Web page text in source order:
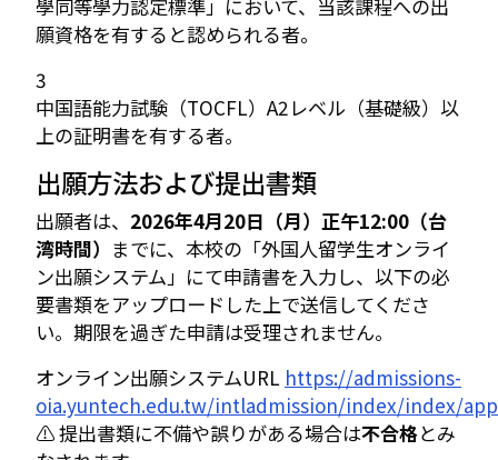
學同等學力認定標準」において、当該課程への出
願資格を有すると認められる者。
3
中国語能力試験（TOCFL）A2レベル（基礎級）以
上の証明書を有する者。
出願方法および提出書類
出願者は、 2026年4月20日（月）正午12:00（台
湾時間） までに、本校の「外国人留学生オンライ
ン出願システム」にて申請書を入力し、以下の必
要書類をアップロードした上で送信してくださ
い。期限を過ぎた申請は受理されません。
オンライン出願システムURL https://admissions-
oia.yuntech.edu.tw/intladmission/index/index/
⚠ 提出書類に不備や誤りがある場合は不合格とみ